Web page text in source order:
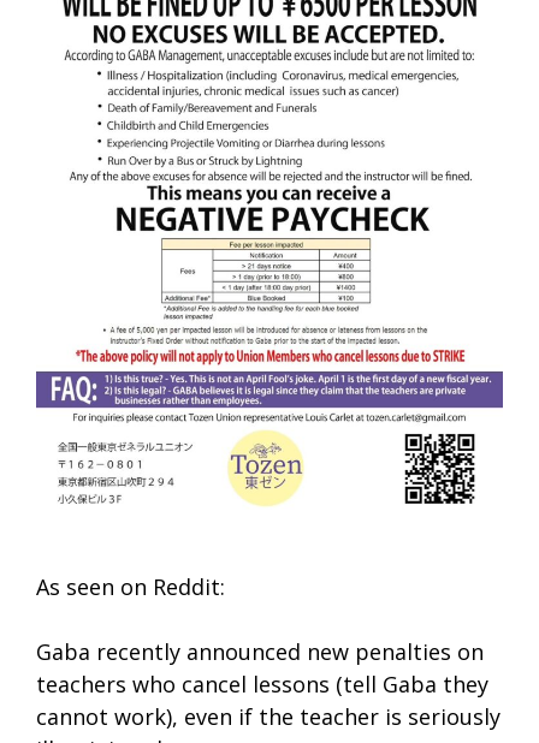
As seen on Reddit:
Gaba recently announced new penalties on
teachers who cancel lessons (tell Gaba they
cannot work), even if the teacher is seriously